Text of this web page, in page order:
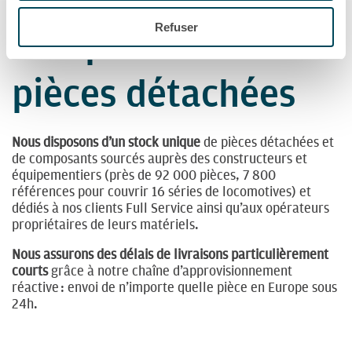
Refuser
Composants et
pièces détachées
Nous disposons d’un stock uniquede pièces détachées et
de composants sourcés auprès des constructeurs et
équipementiers (près de 92 000 pièces, 7 800
références pour couvrir 16 séries de locomotives) et
dédiés à nos clients Full Service ainsi qu’aux opérateurs
propriétaires de leurs matériels.
Nous assurons des délais de livraisons particulièrement
courtsgrâce à notre chaîne d’approvisionnement
réactive : envoi de n’importe quelle pièce en Europe sous
24h.